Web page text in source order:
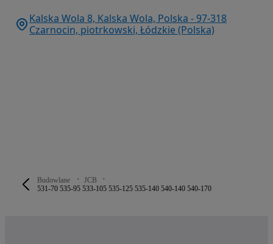
Budowlane
JCB
531-70 535-95 533-105 535-125 535-140 540-140 540-170
Kalska Wola 8, Kalska Wola, Polska - 97-318
Czarnocin, piotrkowski, Łódzkie (Polska)